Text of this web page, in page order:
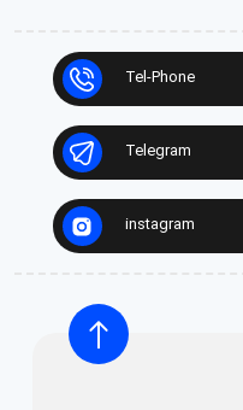
Tel-Phone
Telegram
instagram